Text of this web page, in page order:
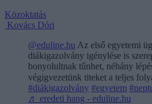
Közoktatás
Kovács Dóri
@eduline.hu Az első egyetemi
diákigazolvány igénylése is
bonyolultnak tűnhet, néhány
végigvezetünk titeket a teljes
#diákigazolvány #egyetem
♬ eredeti hang - eduline.hu